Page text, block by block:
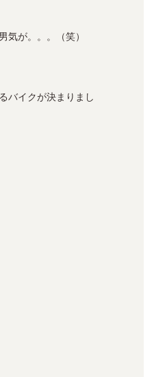
気が。。。（笑）
バイクが決まりまし